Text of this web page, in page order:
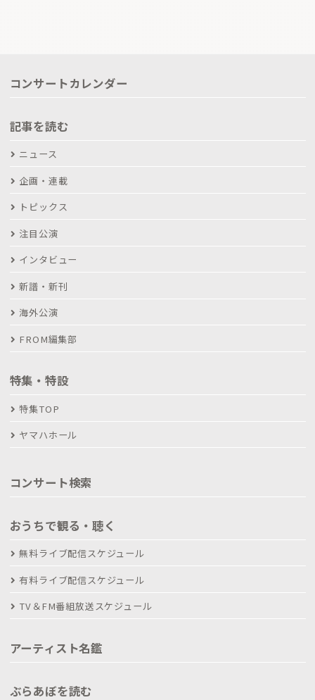
コンサートカレンダー
記事を読む
ニュース
企画・連載
トピックス
注目公演
インタビュー
新譜・新刊
海外公演
FROM編集部
特集・特設
特集TOP
ヤマハホール
コンサート検索
おうちで観る・聴く
無料ライブ配信スケジュール
有料ライブ配信スケジュール
TV＆FM番組放送スケジュール
アーティスト名鑑
ぶらあぼを読む